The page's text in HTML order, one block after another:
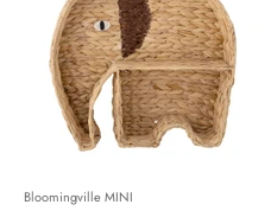
Bloomingville MINI